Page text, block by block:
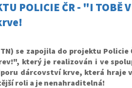
POLICIE ČR - "I TOBĚ
se zapojila do projektu Policie
který je realizován i ve
dárcovství krve, která hraje
roli a je nenahraditelná!